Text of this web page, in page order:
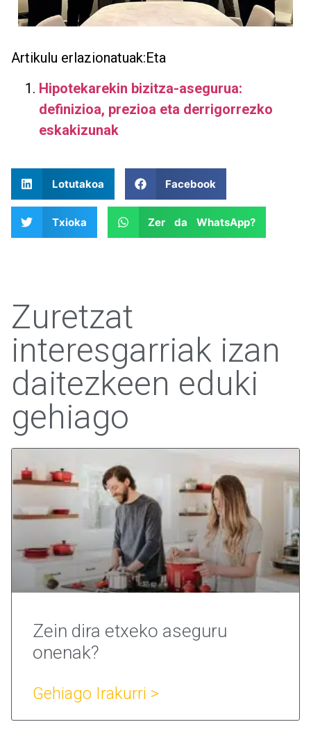
Artikulu erlazionatuak:Eta
Hipotekarekin bizitza-asegurua:
definizioa, prezioa eta derrigorrezko
eskakizunak
Lotutakoa Facebook
Txioka Zer da WhatsApp?
Zuretzat
interesgarriak izan
daitezkeen eduki
gehiago
Zein dira etxeko aseguru
onenak?
Gehiago Irakurri >